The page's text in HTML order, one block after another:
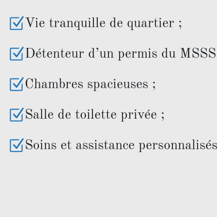
Vie tranquille de quartier ;
Détenteur d’un permis du
Chambres spacieuses ;
Salle de toilette privée ;
Soins et assistance